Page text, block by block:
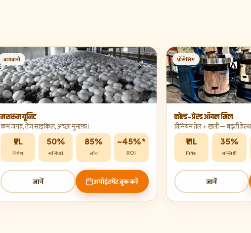
बागवानी
मशरूम यूनिट
कम जगह, तेज़ साइकिल, अच्छा मुनाफ़ा।
₹9L
निवेश
50%
सब्सिडी
85%
लोन
~45%*
ROI
जानें अपॉइंटमेंट बुक करें
प्रोसेसिंग
कोल्ड-प्रेस्ड ऑयल मिल
प्रीमियम तेल + खली — बढ़ती हेल्थ
₹11L
निवेश
35%
सब्सिडी
जानें